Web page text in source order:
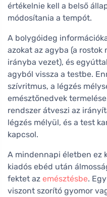
értékelnie kell a belső
módosítania a tempót.
A bolygóideg
azokat az agyba (a rostok
irányba vezet), és
agyból vissza a testbe.
szívritmus, a légzés
emésztőnedvek
rendszer átveszi az
légzés mélyül, és a test
kapcsol.
A mindennapi életben ez
kiadós ebéd után
fektet az emésztésbe.
viszont szorító gyomor